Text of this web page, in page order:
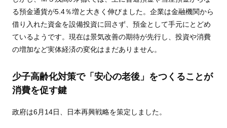
る預金通貨が5.4％増と大きく伸びました。企業は金融機関から
借り入れた資金を設備投資に回さず、預金として手元にとどめ
ているようです。現在は景気改善の期待が先行し、投資や消費
の増加など実体経済の変化はまだありません。
少子高齢化対策で「安心の老後」をつくることが
消費を促す鍵
政府は6月14日、日本再興戦略を策定しました。